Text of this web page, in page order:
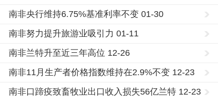
南非央行维持6.75%基准利率不变 01-30
南非努力提升旅游业吸引力 01-11
南非兰特升至近三年高位 12-26
南非11月生产者价格指数维持在2.9%不变 12-23
南非口蹄疫致畜牧业出口收入损失56亿兰特 12-23